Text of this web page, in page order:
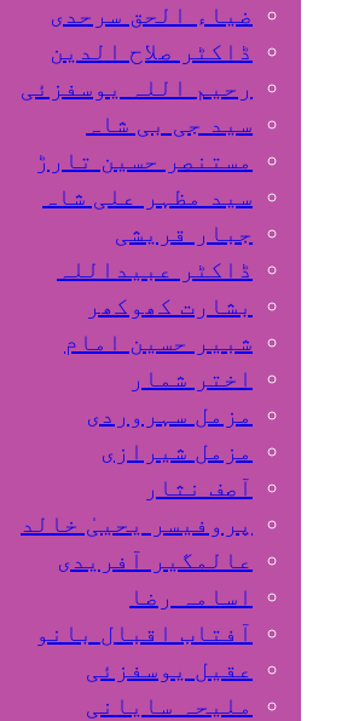
ضیاء الحق سرحدی
ڈاکٹر صلاح الدین
رحیم اللہ یوسفزئی
سید جی بی شاہ
مستنصر حسین تارڑ
سید مظہر علی شاہ
جبار قریشی
ڈاکٹر عبیداللہ
بشارت کھوکھر
شبیر حسین امام
اختر شمار
مزمل سہروردی
مزمل شیرازی
آصف نثار
پروفیسر یحییٰ خالد
عالمگیر آفریدی
اسامہ رضا
آفتاب اقبال بانو
عقیل یوسفزئی
ملیحہ سایانی